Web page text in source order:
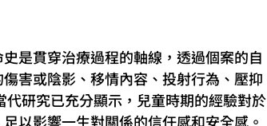
是貫穿治療過程的軸線，透過個案的自
害或陰影、移情內容、投射行為、壓抑
研究已充分顯示，兒童時期的經驗對於
以影響一生對關係的信任感和安全感。